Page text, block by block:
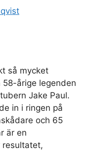
så mycket
årige legenden
Jake Paul.
in i ringen på
och 65
är en
resultatet,